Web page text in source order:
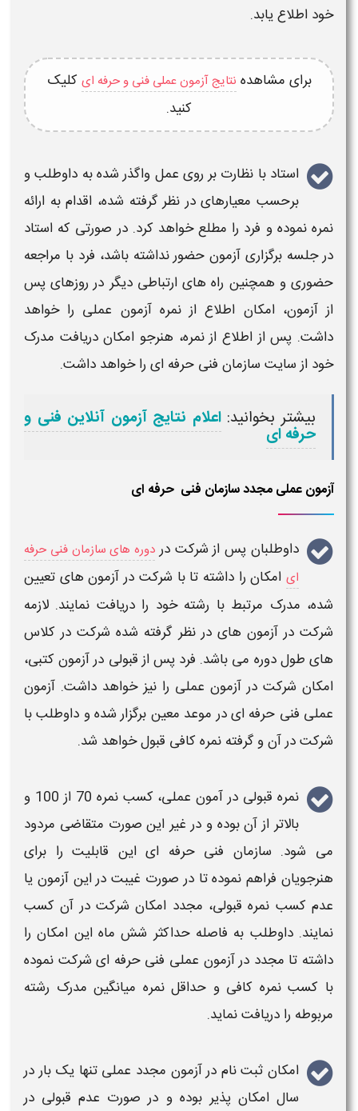
خود اطلاع یابد.
برای مشاهده نتایج آزمون عملی فنی و حرفه ای کلیک
کنید.
استاد با نظارت بر روی عمل واگذر شده به داوطلب و
برحسب معیارهای در نظر گرفته شده، اقدام به ارائه
نمره نموده و فرد را مطلع خواهد کرد. در صورتی که استاد
در جلسه برگزاری آزمونحضور نداشته باشد، فرد با مراجعه
حضوری و همچنین راه های ارتباطی دیگر در روزهای پس
ازآزمون، امکان اطلاع از نمرهآزمون عملی را خواهد
داشت. پس از اطلاع از نمره، هنرجو امکان دریافت مدرک
خود از سایت سازمان فنی حرفه ای را خواهد داشت.
بیشتر بخوانید: اعلام نتایج آزمون آنلاین فنی و
حرفه ای
آزمون عملی مجدد سازمان فنی حرفه ای
داوطلبان پس از شرکت در دوره های سازمان فنی حرفه
ایامکان را داشته تا با شرکت در آزمون های تعیین
شده، مدرک مرتبط با رشته خود را دریافت نمایند. لازمه
شرکت در آزمون های در نظر گرفته شده شرکت در کلاس
های طول دوره می باشد. فرد پس از قبولی درآزمون کتبی،
امکان شرکت در آزمون عملی را نیز خواهد داشت. آزمون
عملی فنی حرفه ایدر موعد معین برگزار شده و داوطلب با
شرکت در آن و گرفته نمره کافی قبول خواهد شد.
نمره قبولی در آمون عملی
، کسب نمره 70 از 100 و
بالاتر از آن بوده و در غیر این صورت متقاضی مردود
می شود. سازمان فنی حرفه ایاین قابلیت را برای
هنرجویان فراهم نموده تا در صورت غیبت در اینآزمون یا
عدم کسب نمره قبولی، مجدد امکان شرکت در آن کسب
نمایند. داوطلب به فاصله حداکثر شش ماه این امکان را
داشته تا مجدد در آزمون عملی فنی حرفه ایشرکت نموده
با کسب نمره کافی و حداقل نمره میانگین مدرک رشته
مربوطه را دریافت نماید.
امکان ثبت نام در آزمون مجدد عملی تنها یک بار در
سال امکان پذیر بوده و در صورت عدم قبولی در